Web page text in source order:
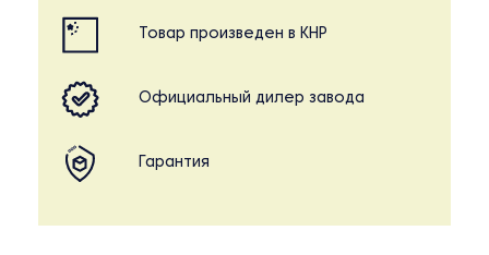
Товар произведен в КНР
Официальный дилер завода
Гарантия